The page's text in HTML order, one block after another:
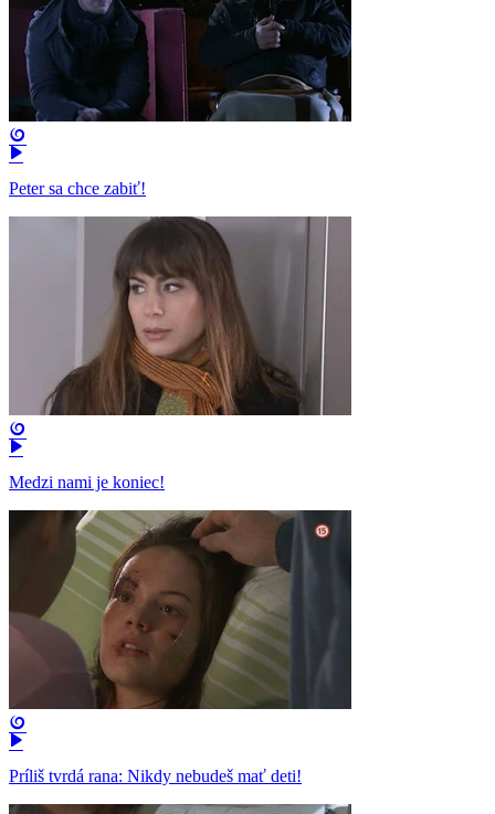
Peter sa chce zabiť!
Medzi nami je koniec!
Príliš tvrdá rana: Nikdy nebudeš mať deti!